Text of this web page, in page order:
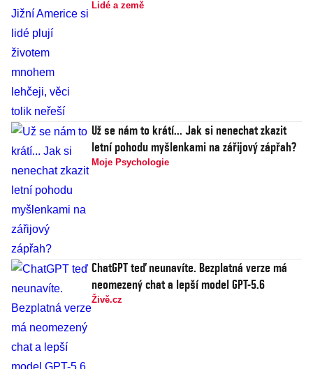
Lidé a země
Už se nám to krátí... Jak si nenechat zkazit
letní pohodu myšlenkami na zářijový zápřah?
Moje Psychologie
ChatGPT teď neunavíte. Bezplatná verze má
neomezený chat a lepší model GPT-5.6
Živě.cz